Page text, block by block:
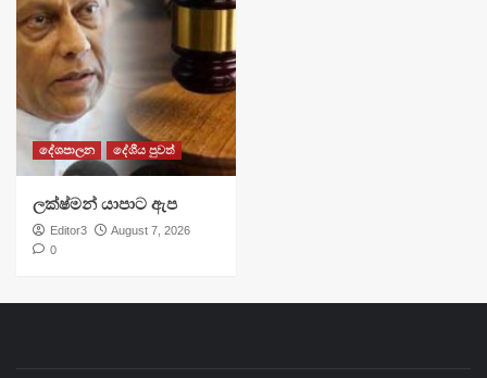
දේශපාලන දේශීය පුවත්
ලක්ෂ්මන් යාපාට ඇප
Editor3
August 7, 2026
0